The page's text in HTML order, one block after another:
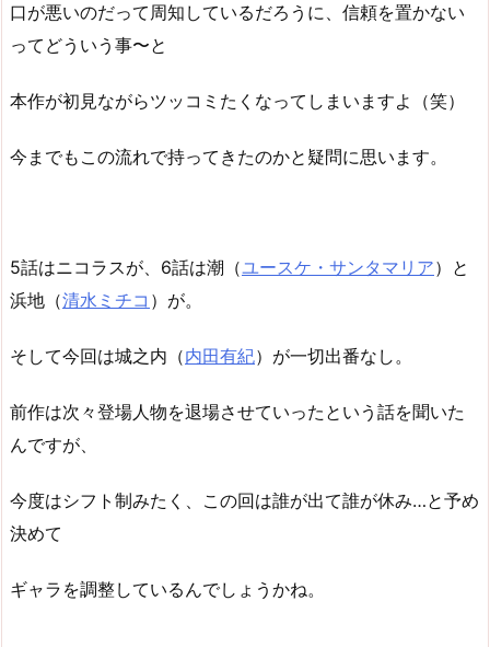
口が悪いのだって周知しているだろうに、信頼を置かない
ってどういう事〜と
本作が初見ながらツッコミたくなってしまいますよ（笑）
今までもこの流れで持ってきたのかと疑問に思います。
5話はニコラスが、6話は潮（ユースケ・サンタマリア）と
浜地（清水ミチコ ）が。
そして今回は城之内（内田有紀）が一切出番なし。
前作は次々登場人物を退場させていったという話を聞いた
んですが、
今度はシフト制みたく、この回は誰が出て誰が休み…と予め
決めて
ギャラを調整しているんでしょうかね。